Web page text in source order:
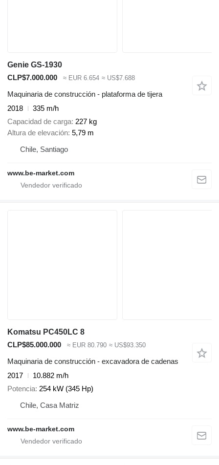
Genie GS-1930
CLP$7.000.000
≈ EUR 6.654 ≈ US$7.688
Maquinaria de construcción - plataforma de tijera
2018
335 m/h
Capacidad de carga 227 kg
Altura de elevación 5,79 m
Chile, Santiago
www.be-market.com
Komatsu PC450LC 8
CLP$85.000.000
≈ EUR 80.790 ≈ US$93.350
Maquinaria de construcción - excavadora de cadenas
2017
10.882 m/h
Potencia 254 kW (345 Hp)
Chile, Casa Matriz
www.be-market.com